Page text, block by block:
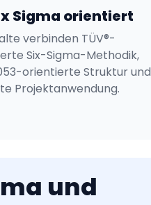
Sigma orientiert
verbinden TÜV®-
Six-Sigma-Methodik,
orientierte Struktur und
Projektanwendung.
und